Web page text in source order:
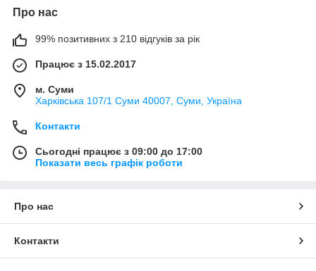
Про нас
99% позитивних з 210 відгуків за рік
Працює з 15.02.2017
м. Суми
Харківська 107/1 Суми 40007, Суми, Україна
Контакти
Сьогодні працює з 09:00 до 17:00
Показати весь графік роботи
Про нас
Контакти